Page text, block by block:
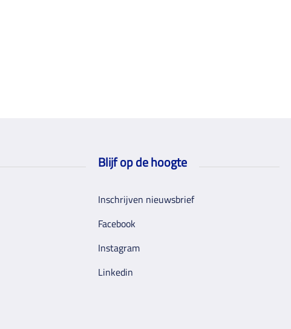
Blijf op de hoogte
Inschrijven nieuwsbrief
Facebook
Instagram
Linkedin